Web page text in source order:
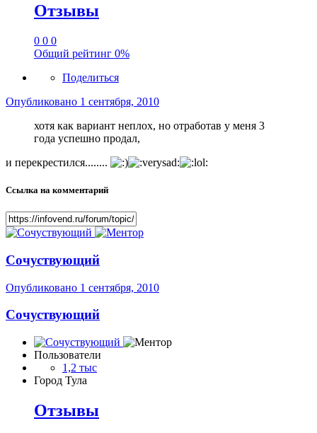
Отзывы
0 0 0
Общий рейтинг 0%
Поделиться
Опубликовано 1 сентября, 2010
хотя как вариант неплох, но отработав у меня 3
года успешно продал,
и перекрестился........
Ссылка на комментарий
Сочуствующий
Опубликовано 1 сентября, 2010
Сочуствующий
Пользователи
1,2 тыс
Город Тула
Отзывы